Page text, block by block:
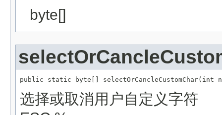
byte[]
public static byte[] selectOrCancleCustomChar(int
选择或取消用户自定义字符